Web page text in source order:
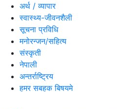
अर्थ / व्यापार
स्वास्थ्य-जीवनशैली
सूचना प्रविधि
मनोरन्जन/सहित्य
संस्कृती
नेपाली
अन्तर्राष्ट्रिय
हमर सबहक बिषयमे